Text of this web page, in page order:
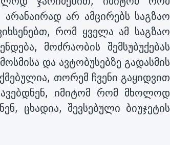
არ ამცირებს საგზაო
რომ ყველა ამ საგზაო
მოძრაობის შემსუბუქებას
და ავტობუსებზე გადასმის
თორემ ჩვენი გაყიდვით
იმიტომ რომ მხოლოდ
ცხადია, შევსებული ბიუჯეტის